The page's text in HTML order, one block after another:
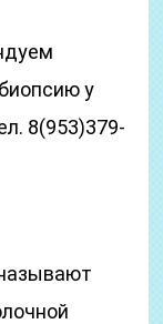
у
8(953)379-